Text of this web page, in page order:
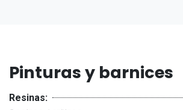
Pinturas y barnices
Resinas: